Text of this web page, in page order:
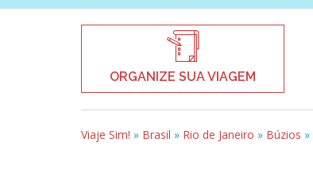
ORGANIZE SUA VIAGEM
Viaje Sim! » Brasil » Rio de Janeiro » Búzios »